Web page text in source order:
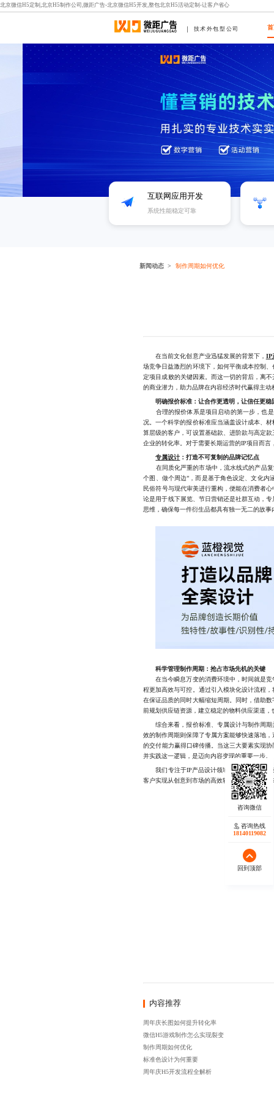
北京微信H5定制,北京H5制作公司,微距广告-北京微信H5开发,整包北京H5活动定制-让客户省心
技术外包型公司
互联网应用开发
系统性能稳定可靠
新闻动态 制作周期如何优化
在当前文化创意产业迅猛发展的背景下， IP
场竞争日益激烈的环境下，如何平衡成本控制
定项目成败的关键因素。而这一切的背后，离
的商业潜力，助力品牌在内容经济时代赢得主动
明确报价标准：让合作更透明，让信任更稳
合理的报价体系是项目启动的第一步，也是
况。一个科学的报价标准应当涵盖设计成本、
算层级的客户，可设置基础款、进阶款与高定
企业的转化率。对于需要长期运营的IP项目而
专属设计 ：打造不可复制的品牌记忆点
在同质化严重的市场中，流水线式的产品复
个图、做个周边”，而是基于角色设定、文化
民俗符号与现代审美进行重构，便能在消费者
论是用于线下展览、节日营销还是社群互动，
思维，确保每一件衍生品都具有独一无二的故事
科学管理制作周期：抢占市场先机的关键
在当今瞬息万变的消费环境中，时间就是竞
程更加高效与可控。通过引入模块化设计流程
在保证品质的同时大幅缩短周期。同时，借助
前规划供应链资源，建立稳定的物料供应渠道
综合来看，报价标准、专属设计与制作周期
效的制作周期则保障了专属方案能够快速落地
的交付能力赢得口碑传播。当这三大要素实现
并实践这一逻辑，是迈向内容变现的重要一步。
我们专注于IP产品设计领域的全流程服务，
客户实现从创意到市场的高效转化，
内容推荐
周年庆长图如何提升转化率
微信H5游戏制作怎么实现裂变
制作周期如何优化
标准色设计为何重要
周年庆H5开发流程全解析
咨询热线
18140119082
回到顶部